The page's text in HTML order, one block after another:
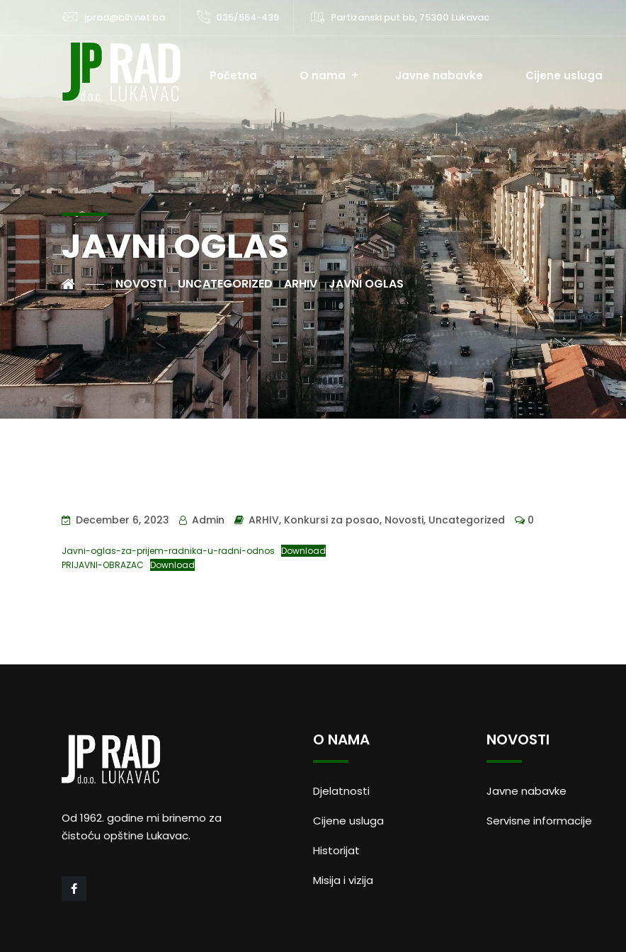
jprad@bih.net.ba 035/554-439 Partizanski put bb, 75300 Lukavac
Početna O nama Javne nabavke Cijene usluga
JAVNI OGLAS
NOVOSTI UNCATEGORIZED ARHIV JAVNI OGLAS
December 6, 2023 Admin ARHIV, Konkursi za posao, Novosti, Uncategorized 0
Javni-oglas-za-prijem-radnika-u-radni-odnos Download
PRIJAVNI-OBRAZAC Download
Od 1962. godine mi brinemo za
čistoću opštine Lukavac.
O NAMA
Djelatnosti
Cijene usluga
Historijat
Misija i vizija
NOVOSTI
Javne nabavke
Servisne informacije